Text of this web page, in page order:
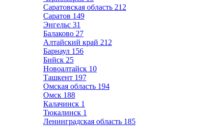
Саратовская область 212
Саратов 149
Энгельс 31
Балаково 27
Алтайский край 212
Барнаул 156
Бийск 25
Новоалтайск 10
Ташкент 197
Омская область 194
Омск 188
Калачинск 1
Тюкалинск 1
Ленинградская область 185